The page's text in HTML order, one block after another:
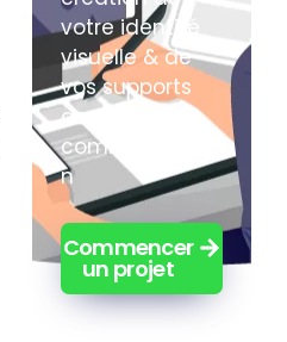
votre identité
visuelle & de
vos supports
de
communicatio
n
Commencer
un projet